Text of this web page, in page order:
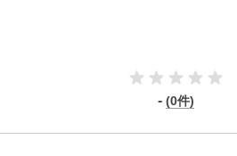
- (0件)